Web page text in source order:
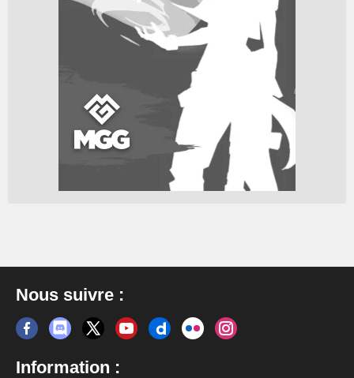
Nous suivre :
Information :